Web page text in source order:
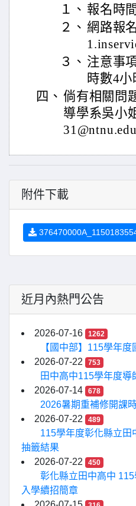
１、 報名時
２、 網路報
３、 注意事
時數4小
四、 倘有相關問
導學系吳小
附件下載
近月內熱門公告
2026-07-16 1262
【國中部】115學年
2026-07-22
753
田中高中115學年度導
2026-07-14
678
2026暑期重補修開課
2026-07-22
489
115學年度彰化縣立田
抽籤結果
2026-07-22
450
彰化縣立田中高中
入學續招簡章